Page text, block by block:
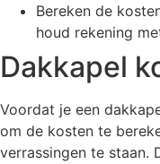
Bereken de
houd rekening
Dakkapel
Voordat je een
om de kosten te
verrassingen te staan.